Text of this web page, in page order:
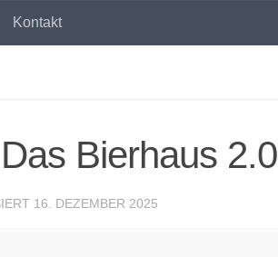
Kontakt
Bierhaus 2.0
16. DEZEMBER 2025